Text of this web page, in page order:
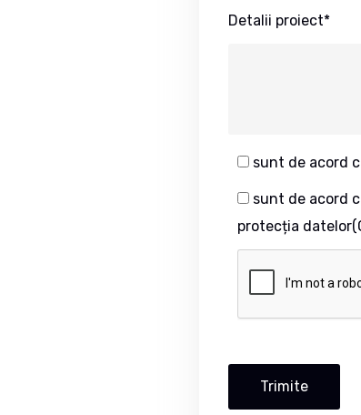
Detalii proiect*
sunt de acord
sunt de acord
protecția